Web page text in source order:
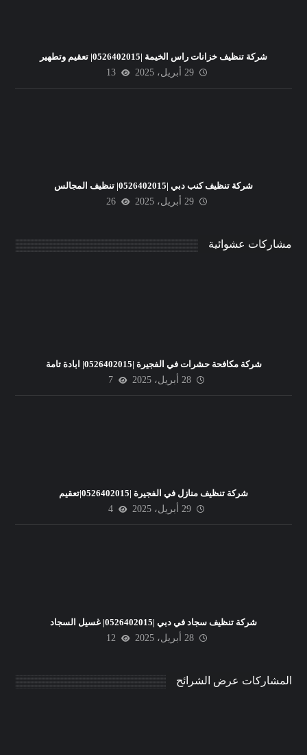
شركة تنظيف خزانات راس الخيمة |0526402015| تعقيم وتطهير
29 أبريل، 2025
13
شركة تنظيف كنب دبي |0526402015| تنظيف المجالس
29 أبريل، 2025
26
مشاركات عشوائية
شركة مكافحة حشرات في الفجيرة |0526402015| ابادة تامة
28 أبريل، 2025
7
شركة تنظيف منازل في الفجيرة |0526402015|تعقيم
29 أبريل، 2025
4
شركة تنظيف سجاد في دبي |0526402015| غسيل السجاد
28 أبريل، 2025
12
المشاركات عرض الشرائح